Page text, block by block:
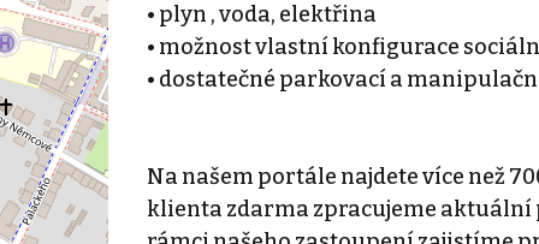
• plyn , voda, elektřina
• možnost vlastní konfigurace
• dostatečné parkovací a
Na našem portále najdete více než
klienta zdarma zpracujeme aktuální